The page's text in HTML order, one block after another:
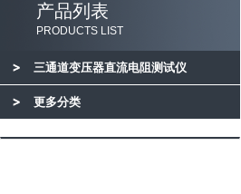
产品列表
PRODUCTS LIST
三通道变压器直流电阻测试仪
更多分类